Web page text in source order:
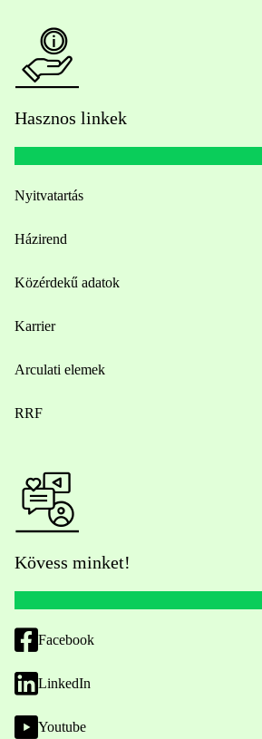
Hasznos linkek
Nyitvatartás
Házirend
Közérdekű adatok
Karrier
Arculati elemek
RRF
Kövess minket!
Facebook
LinkedIn
Youtube